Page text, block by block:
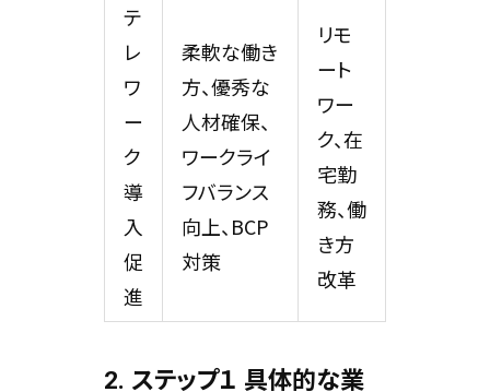
テ
レ
ワ
ー
ク
導
入
促
進
柔軟な働き
方、優秀な
人材確保、
ワークライ
フバランス
向上、BCP
対策
リモ
ート
ワー
ク、在
宅勤
務、働
き方
改革
2. ステップ１ 具体的な業